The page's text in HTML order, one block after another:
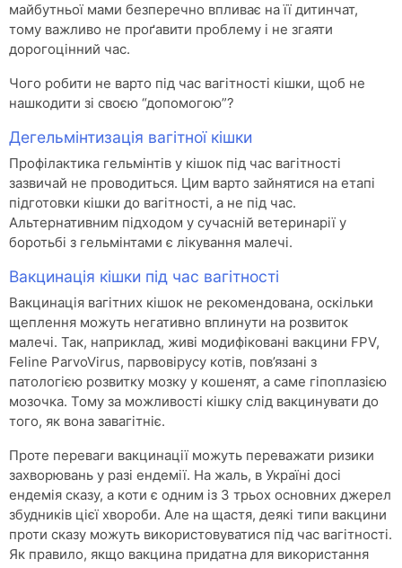
майбутньої мами безперечно впливає на її дитинчат,
тому важливо не проґавити проблему і не згаяти
дорогоцінний час.
Чого робити не варто під час вагітності кішки, щоб не
нашкодити зі своєю “допомогою”?
Дегельмінтизація вагітної кішки
Профілактика гельмінтів у кішок під час вагітності
зазвичай не проводиться. Цим варто зайнятися на етапі
підготовки кішки до вагітності, а не під час.
Альтернативним підходом у сучасній ветеринарії у
боротьбі з гельмінтами є лікування малечі.
Вакцинація кішки під час вагітності
Вакцинація вагітних кішок не рекомендована, оскільки
щеплення можуть негативно вплинути на розвиток
малечі. Так, наприклад, живі модифіковані вакцини FPV,
Feline ParvoVirus, парвовірусу котів, пов’язані з
патологією розвитку мозку у кошенят, а саме гіпоплазією
мозочка. Тому за можливості кішку слід вакцинувати до
того, як вона завагітніє.
Проте переваги вакцинації можуть переважати ризики
захворювань у разі ендемії. На жаль, в Україні досі
ендемія сказу, а коти є одним із 3 трьох основних джерел
збудників цієї хвороби. Але на щастя, деякі типи вакцини
проти сказу можуть використовуватися під час вагітності.
Як правило, якщо вакцина придатна для використання